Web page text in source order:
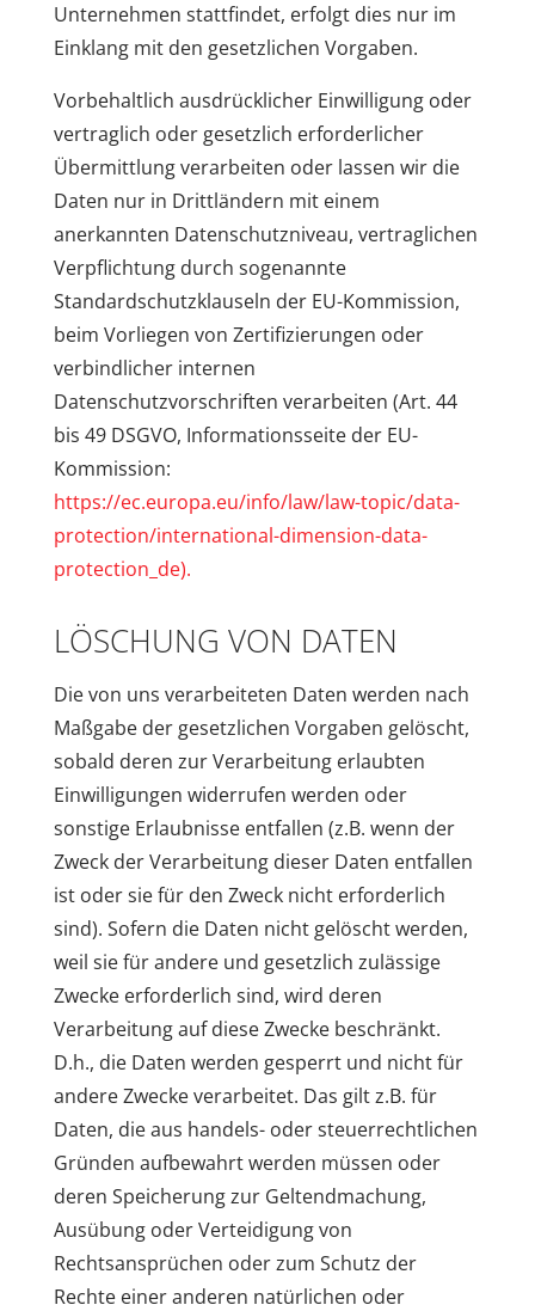
Unternehmen stattfindet, erfolgt dies nur im
Einklang mit den gesetzlichen Vorgaben.
Vorbehaltlich ausdrücklicher Einwilligung oder
vertraglich oder gesetzlich erforderlicher
Übermittlung verarbeiten oder lassen wir die
Daten nur in Drittländern mit einem
anerkannten Datenschutzniveau, vertraglichen
Verpflichtung durch sogenannte
Standardschutzklauseln der EU-Kommission,
beim Vorliegen von Zertifizierungen oder
verbindlicher internen
Datenschutzvorschriften verarbeiten (Art. 44
bis 49 DSGVO, Informationsseite der EU-
Kommission:
https://ec.europa.eu/info/law/law-topic/data-
protection/international-dimension-data-
protection_de).
LÖSCHUNG VON DATEN
Die von uns verarbeiteten Daten werden nach
Maßgabe der gesetzlichen Vorgaben gelöscht,
sobald deren zur Verarbeitung erlaubten
Einwilligungen widerrufen werden oder
sonstige Erlaubnisse entfallen (z.B. wenn der
Zweck der Verarbeitung dieser Daten entfallen
ist oder sie für den Zweck nicht erforderlich
sind). Sofern die Daten nicht gelöscht werden,
weil sie für andere und gesetzlich zulässige
Zwecke erforderlich sind, wird deren
Verarbeitung auf diese Zwecke beschränkt.
D.h., die Daten werden gesperrt und nicht für
andere Zwecke verarbeitet. Das gilt z.B. für
Daten, die aus handels- oder steuerrechtlichen
Gründen aufbewahrt werden müssen oder
deren Speicherung zur Geltendmachung,
Ausübung oder Verteidigung von
Rechtsansprüchen oder zum Schutz der
Rechte einer anderen natürlichen oder